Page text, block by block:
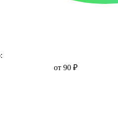
от 90 ₽